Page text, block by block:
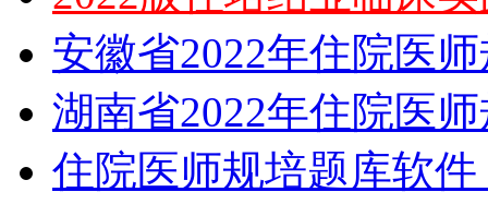
安徽省2022年住院医
湖南省2022年住院医
住院医师规培题库软